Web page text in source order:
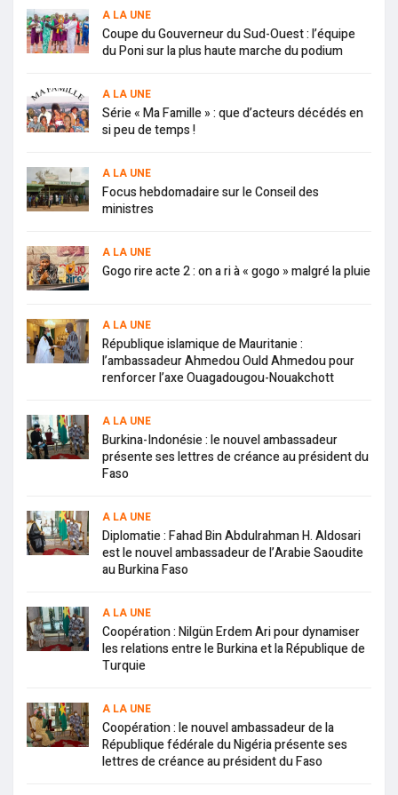
A LA UNE
Coupe du Gouverneur du Sud-Ouest : l’équipe
du Poni sur la plus haute marche du podium
A LA UNE
Série « Ma Famille » : que d’acteurs décédés en
si peu de temps !
A LA UNE
Focus hebdomadaire sur le Conseil des
ministres
A LA UNE
Gogo rire acte 2 : on a ri à « gogo » malgré la pluie
A LA UNE
République islamique de Mauritanie :
l’ambassadeur Ahmedou Ould Ahmedou pour
renforcer l’axe Ouagadougou-Nouakchott
A LA UNE
Burkina-Indonésie : le nouvel ambassadeur
présente ses lettres de créance au président du
Faso
A LA UNE
Diplomatie : Fahad Bin Abdulrahman H. Aldosari
est le nouvel ambassadeur de l’Arabie Saoudite
au Burkina Faso
A LA UNE
Coopération : Nilgün Erdem Ari pour dynamiser
les relations entre le Burkina et la République de
Turquie
A LA UNE
Coopération : le nouvel ambassadeur de la
République fédérale du Nigéria présente ses
lettres de créance au président du Faso